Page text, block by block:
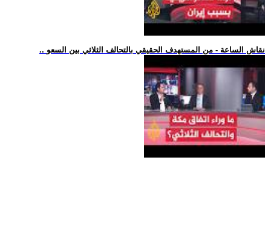
.. نقاش الساعة - من المستهدف الحقيقي بالتحالف الثلاثي بين السعو